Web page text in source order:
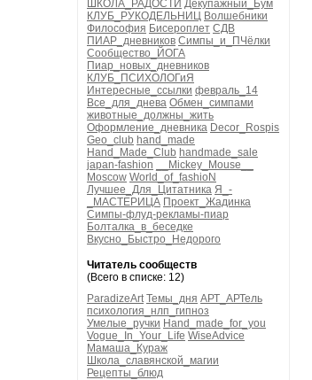
ШКОЛА_РАДОСТИ Декупажный_Бум
КЛУБ_РУКОДЕЛЬНИЦ Волшебники
Философия Бисероплет СДВ
ПИАР_дневников Симпы_и_ПЧёлки
Сообщество_ЙОГА
Пиар_новых_дневников
КЛУБ_ПСИХОЛОГиЯ
Интересные_ссылки февраль_14
Все_для_днева Обмен_симпами
животные_должны_жить
Оформление_дневника Decor_Rospis
Geo_club hand_made
Hand_Made_Club handmade_sale
japan-fashion
__Mickey_Mouse__
Moscow World_of_fashioN
Лучшее_Для_Цитатника Я_-
_МАСТЕРИЦА Проект_Жадинка
Симпы-флуд-рекламы-пиар
Болталка_в_беседке
Вкусно_Быстро_Недорого
Читатель сообществ
(Всего в списке: 12)
ParadizeArt Темы_дня АРТ_АРТель
психология_нлп_гипноз
Умелые_ручки Hand_made_for_you
Vogue_In_Your_Life WiseAdvice
Мамаша_Кураж
Школа_славянской_магии
Рецепты_блюд